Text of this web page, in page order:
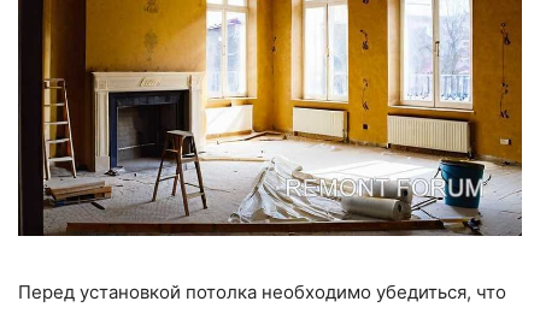
Перед установкой потолка необходимо убедиться, что